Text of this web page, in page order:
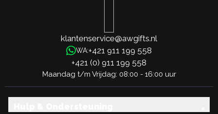
klantenservice@awgifts.nl
WA:+421 911 199 558
+421 (0) 911 199 558
Maandag t/m Vrijdag: 08:00 - 16:00 uur